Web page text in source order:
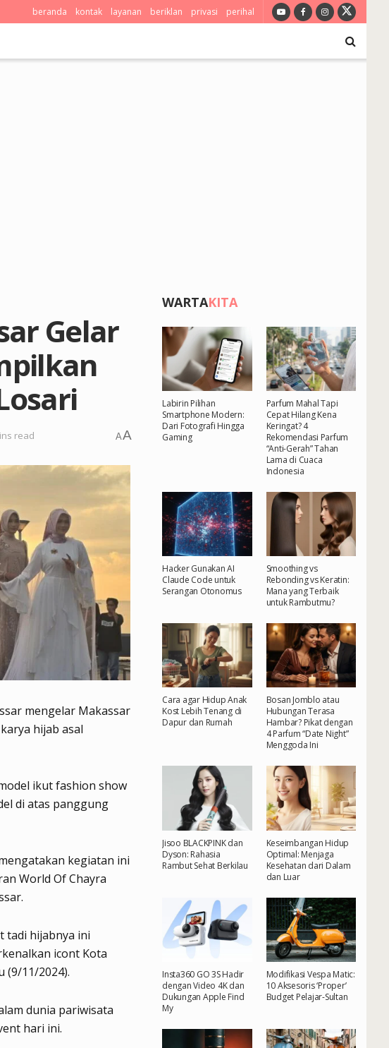
beranda kontak layanan beriklan privasi perihal
Gelar
read AA
mengelar Makassar
hijab asal
ikut fashion show
di atas panggung
kegiatan ini
World Of Chayra
tadi hijabnya ini
icont Kota
(9/11/2024).
dunia pariwisata
hari ini.
WARTAKITA
Labirin Pilihan
Smartphone Modern:
Dari Fotografi Hingga
Gaming
Parfum Mahal Tapi
Cepat Hilang Kena
Keringat? 4
Rekomendasi Parfum
“Anti-Gerah” Tahan
Lama di Cuaca
Indonesia
Hacker Gunakan AI
Claude Code untuk
Serangan Otonomus
Smoothing vs
Rebonding vs Keratin:
Mana yang Terbaik
untuk Rambutmu?
Cara agar Hidup Anak
Kost Lebih Tenang di
Dapur dan Rumah
Bosan Jomblo atau
Hubungan Terasa
Hambar? Pikat dengan
4 Parfum “Date Night”
Menggoda Ini
Jisoo BLACKPINK dan
Dyson: Rahasia
Rambut Sehat Berkilau
Keseimbangan Hidup
Optimal: Menjaga
Kesehatan dari Dalam
dan Luar
Insta360 GO 3S Hadir
dengan Video 4K dan
Dukungan Apple Find
My
Modifikasi Vespa Matic:
10 Aksesoris ‘Proper’
Budget Pelajar-Sultan